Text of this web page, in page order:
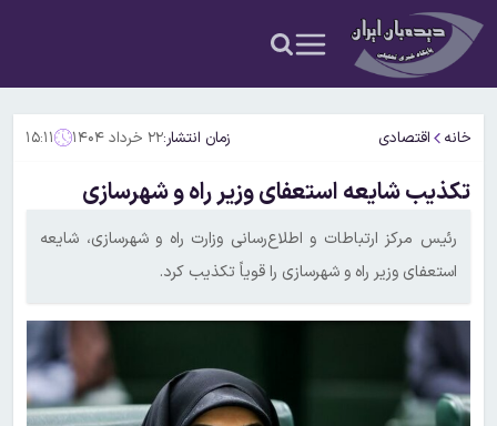
خانه اقتصادی زمان انتشار:۲۲ خرداد ۱۴۰۴ ۱۵:۱۱
تکذیب شایعه استعفای وزیر راه و شهرسازی
رئیس مرکز ارتباطات و اطلاع‌رسانی وزارت راه و شهرسازی، شایعه
استعفای وزیر راه و شهرسازی را قویاً تکذیب کرد.